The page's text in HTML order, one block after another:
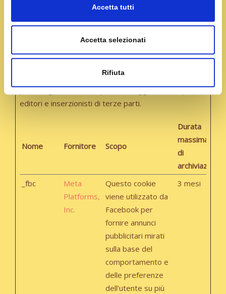
Accetta tutti
Accetta selezionati
Rifiuta
I cookie di marketing vengono utilizzati per tracciare i
annunci pubblicitari che siano rilevanti e coinvolgenti
per il singolo utente e quindi di maggior valore per
editori e inserzionisti di terze parti.
Nome Fornitore Scopo
Durata
massima
di
archiviazione
_fbc
Meta
Platforms,
Inc.
Questo cookie
viene utilizzato da
Facebook per
fornire annunci
pubblicitari mirati
sulla base del
comportamento e
delle preferenze
dell'utente su più
3 mesi